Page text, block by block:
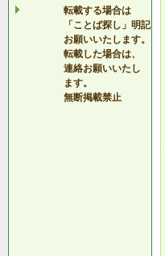
転載する場合は
「ことば探し」明記
お願いいたします。
転載した場合は、
連絡お願いいたし
ます。
無断掲載禁止